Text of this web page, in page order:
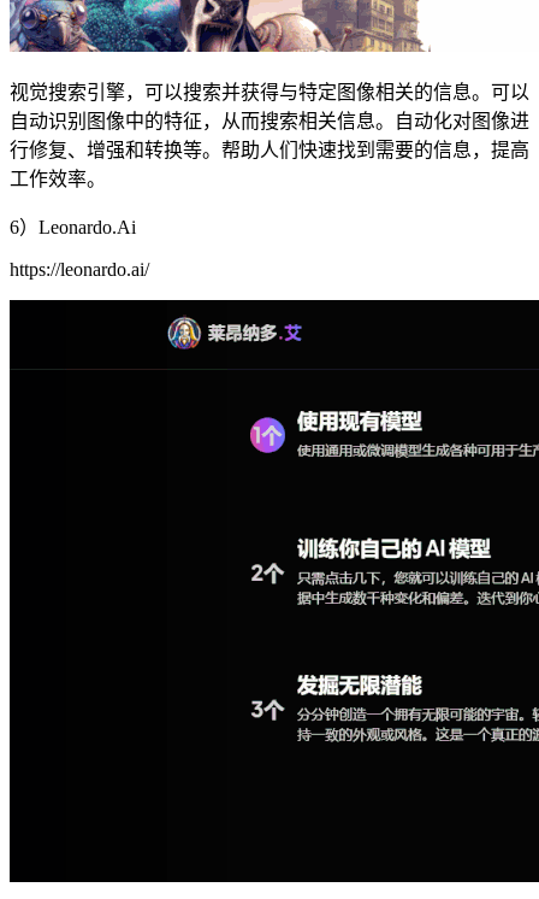
视觉搜索引擎，可以搜索并获得与特定图像相关的信息。可以
自动识别图像中的特征，从而搜索相关信息。自动化对图像进
行修复、增强和转换等。帮助人们快速找到需要的信息，提高
工作效率。
6）Leonardo.Ai
https://leonardo.ai/